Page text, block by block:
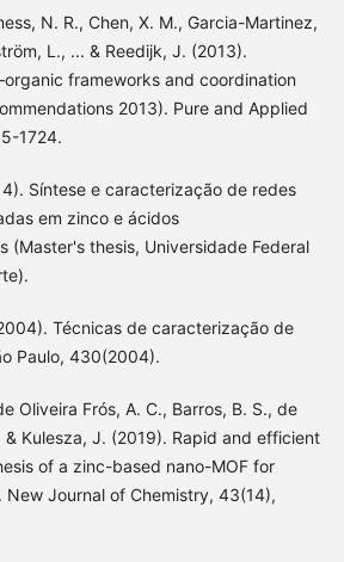
N. R., Chen, X. M., Garcia-Martinez,
L., ... & Reedijk, J. (2013).
frameworks and coordination
2013). Pure and Applied
1724.
Síntese e caracterização de redes
em zinco e ácidos
(Master's thesis, Universidade Federal
Técnicas de caracterização de
Paulo, 430(2004).
Oliveira Frós, A. C., Barros, B. S., de
& Kulesza, J. (2019). Rapid and efficient
of a zinc-based nano-MOF for
Journal of Chemistry, 43(14),